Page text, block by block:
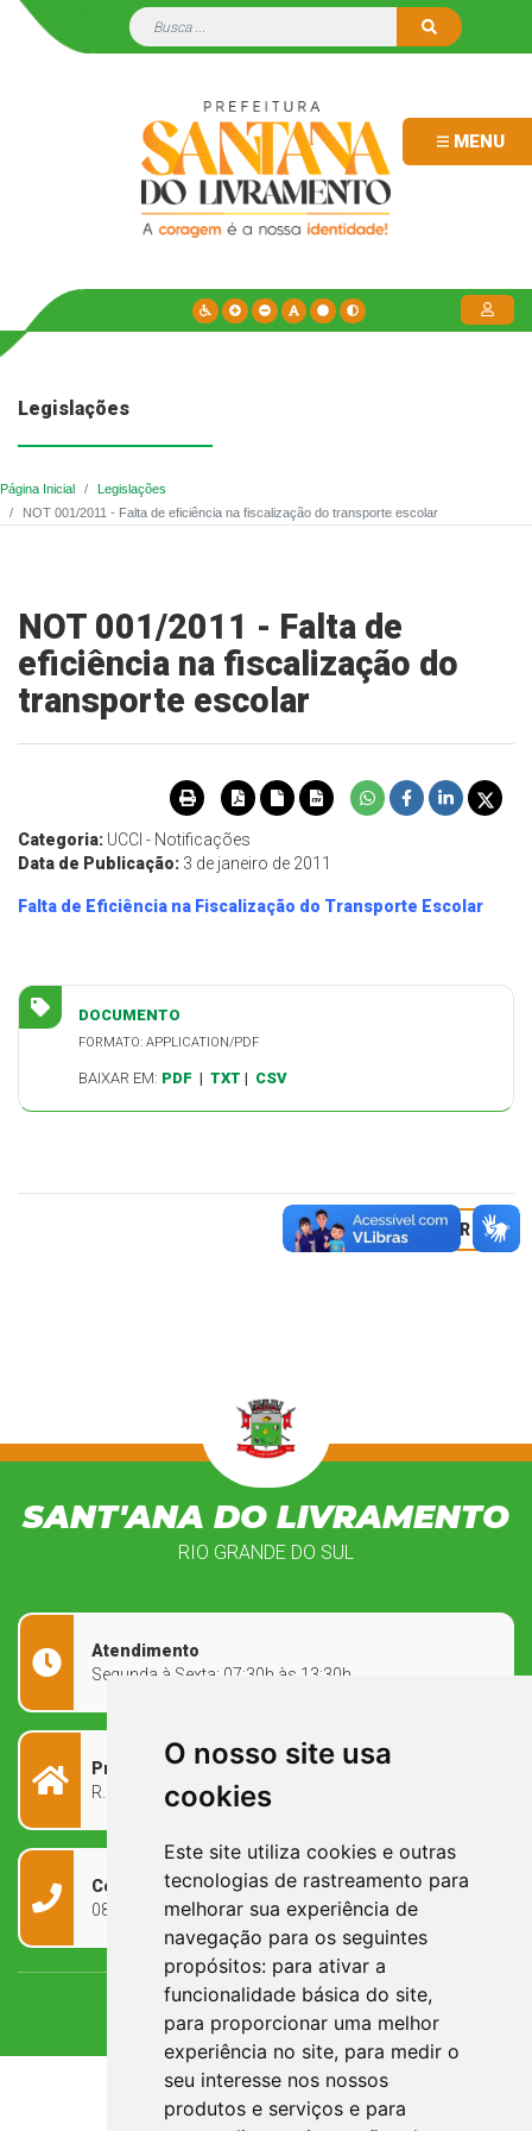
O nosso site usa
cookies
Este site utiliza cookies e outras
tecnologias de rastreamento para
melhorar sua experiência de
navegação para os seguintes
propósitos: para ativar a
funcionalidade básica do site,
para proporcionar uma melhor
experiência no site, para medir o
seu interesse nos nossos
produtos e serviços e para
MENU
Legislações
Página Inicial
Legislações
NOT 001/2011 - Falta de eficiência na fiscalização do transporte escolar
NOT 001/2011 - Falta de
eficiência na fiscalização do
transporte escolar
Categoria: UCCI - Notificações
Data de Publicação: 3 de janeiro de 2011
Falta de Eficiência na Fiscalização do Transporte Escolar
DOCUMENTO
FORMATO: APPLICATION/PDF
BAIXAR EM: PDF | TXT | CSV
VOLTAR
SANT'ANA DO LIVRAMENTO
RIO GRANDE DO SUL
Atendimento
Segunda à Sexta: 07:30h às 13:30h
Prefeitura Municipal
R. Rivadávia Corrêa, 858 - Centro - RS, 97573-010
Contato
0800 090 2050